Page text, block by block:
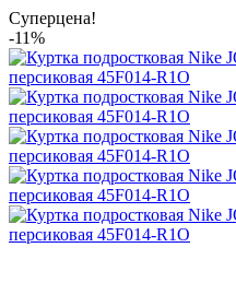
Суперцена!
-11%